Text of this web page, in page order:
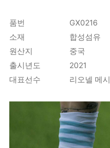
품번
GX0216
소재
합성섬유
원산지
중국
출시년도
2021
대표선수
리오넬 메시